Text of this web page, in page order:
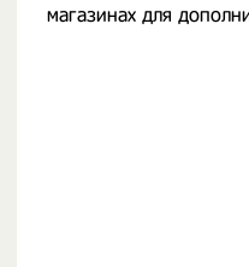
магазинах для